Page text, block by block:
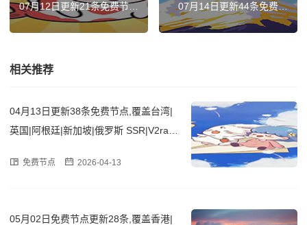
07月12日更新21条免费节
点,覆盖韩国|美国|印度|新加
坡|俄罗斯 SSR|V2ray|Clash
07月14日更新44条免费节
点,覆盖香港|法国|越南|土耳
其|意大利 SSR|V2ray|Clash
相关推荐
04月13日更新38条免费节点,覆盖台湾|
英国|阿根廷|新加坡|俄罗斯 SSR|V2ray|
免费节点 2026-04-13
05月02日免费节点更新28条,覆盖香港|